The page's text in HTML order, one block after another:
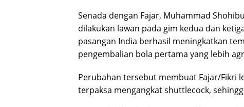
Senada dengan Fajar, Muhammad
dilakukan lawan pada gim kedua dan
pasangan India berhasil meningkatkan
pengembalian bola pertama yang lebih
Perubahan tersebut membuat Fajar/Fikri
terpaksa mengangkat shuttlecock,